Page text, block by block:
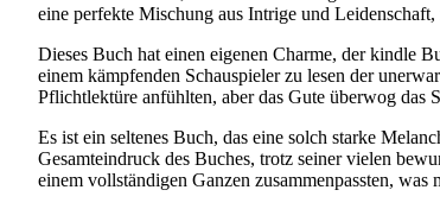
eine perfekte Mischung aus Intrige und
Dieses Buch hat einen eigenen Charme, der kindle
einem kämpfenden Schauspieler zu lesen der
Pflichtlektüre anfühlten, aber das Gute überwog das
Es ist ein seltenes Buch, das eine solch starke
Gesamteindruck des Buches, trotz seiner vielen
einem vollständigen Ganzen zusammenpassten,